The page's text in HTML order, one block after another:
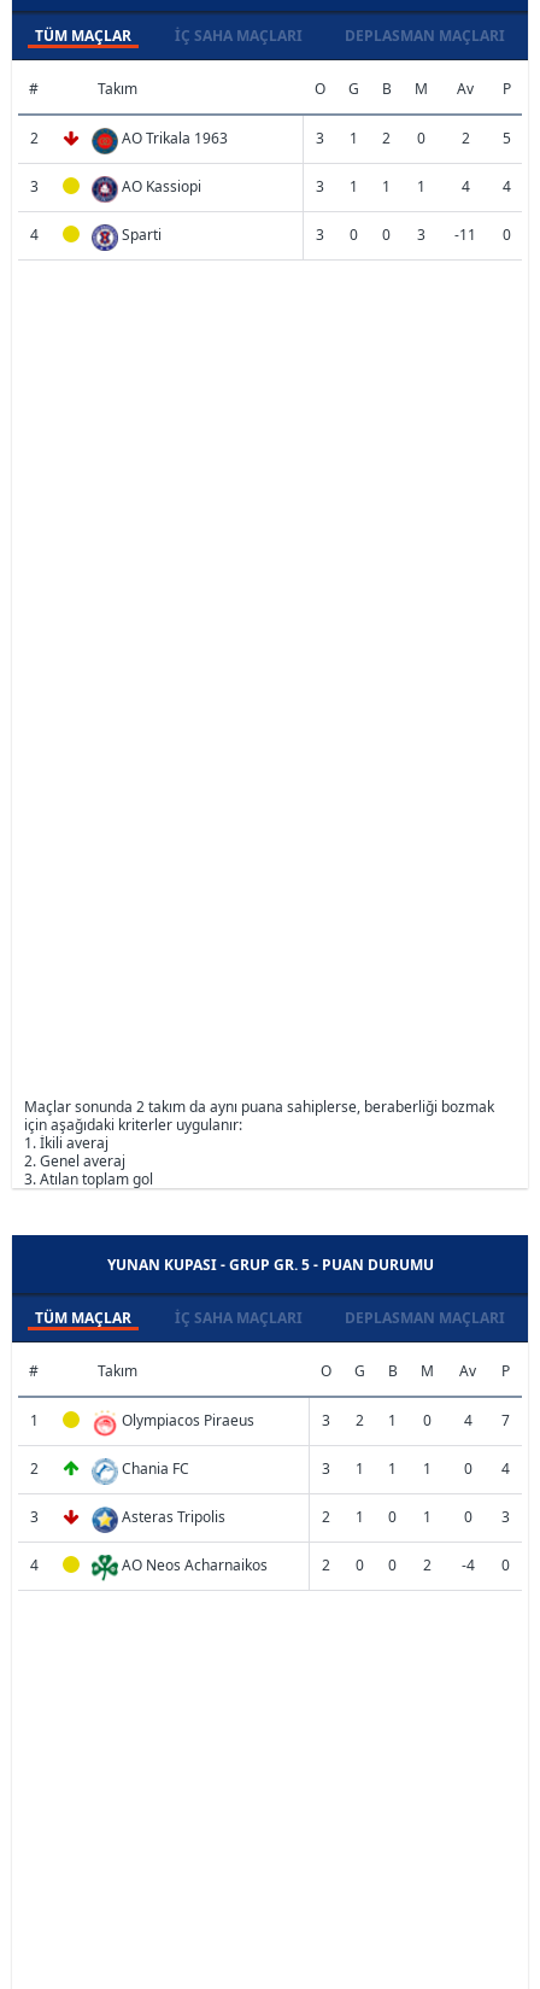
TÜM MAÇLAR İÇ SAHA MAÇLARI DEPLASMAN MAÇLARI
# Takım O G B M Av P
2 AO Trikala 1963 3 1 2 0 2 5
3 AO Kassiopi 3 1 1 1 4 4
4 Sparti 3 0 0 3 -11 0
Maçlar sonunda 2 takım da aynı puana sahiplerse, beraberliği bozmak
için aşağıdaki kriterler uygulanır:
1. İkili averaj
2. Genel averaj
3. Atılan toplam gol
YUNAN KUPASI - GRUP GR. 5 - PUAN DURUMU
TÜM MAÇLAR İÇ SAHA MAÇLARI DEPLASMAN MAÇLARI
# Takım O G B M Av P
1 Olympiacos Piraeus 3 2 1 0 4 7
2 Chania FC 3 1 1 1 0 4
3 Asteras Tripolis 2 1 0 1 0 3
4 AO Neos Acharnaikos 2 0 0 2 -4 0